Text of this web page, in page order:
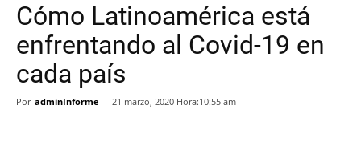
Cómo Latinoamérica está
enfrentando al Covid-19 en
cada país
Por adminInforme - 21 marzo, 2020 Hora:10:55 am